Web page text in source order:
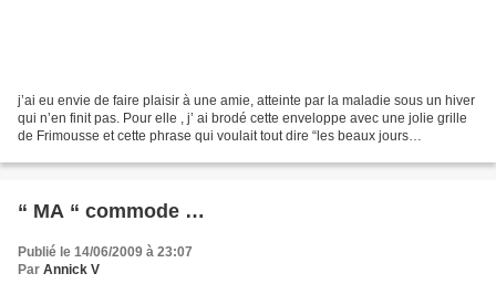
j’ai eu envie de faire plaisir à une amie, atteinte par la maladie sous un hiver
qui n’en finit pas. Pour elle , j’ ai brodé cette enveloppe avec une jolie grille
de Frimousse et cette phrase qui voulait tout dire “les beaux jours
“ MA “ commode …
Publié le 14/06/2009 à 23:07
Par Annick V